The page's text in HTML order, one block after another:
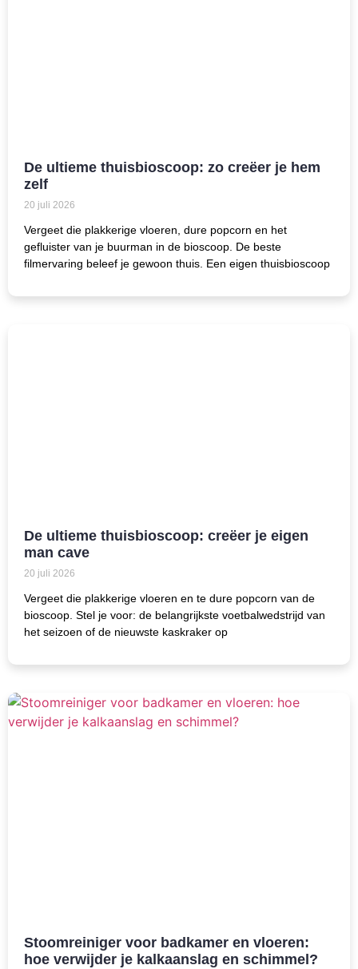
De ultieme thuisbioscoop: zo creëer je hem
zelf
20 juli 2026
Vergeet die plakkerige vloeren, dure popcorn en het
gefluister van je buurman in de bioscoop. De beste
filmervaring beleef je gewoon thuis. Een eigen thuisbioscoop
De ultieme thuisbioscoop: creëer je eigen
man cave
20 juli 2026
Vergeet die plakkerige vloeren en te dure popcorn van de
bioscoop. Stel je voor: de belangrijkste voetbalwedstrijd van
het seizoen of de nieuwste kaskraker op
Stoomreiniger voor badkamer en vloeren:
hoe verwijder je kalkaanslag en schimmel?